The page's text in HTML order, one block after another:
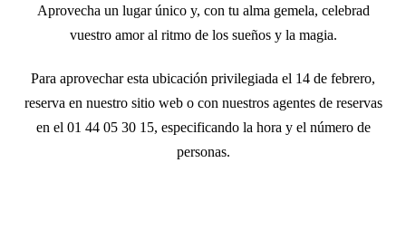
Aprovecha un lugar único y, con tu alma gemela, celebrad
vuestro amor al ritmo de los sueños y la magia.
Para aprovechar esta ubicación privilegiada el 14 de febrero,
reserva en nuestro sitio web o con nuestros agentes de reservas
en el 01 44 05 30 15, especificando la hora y el número de
personas.